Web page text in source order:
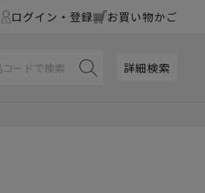
ログイン・登録 お買い物かご
詳細検索